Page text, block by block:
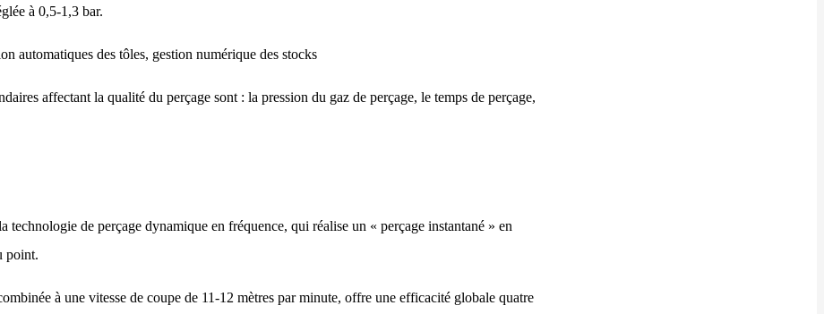
à 0,5-1,3 bar.
automatiques des tôles, gestion numérique des stocks
affectant la qualité du perçage sont : la pression du gaz de perçage, le temps de perçage,
de perçage dynamique en fréquence, qui réalise un « perçage instantané » en
point.
à une vitesse de coupe de 11-12 mètres par minute, offre une efficacité globale quatre